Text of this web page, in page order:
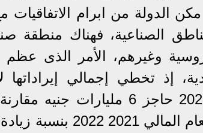
الدولة من ابرام الاتفاقيات
الصناعية، فهناك منطقة
روسية وغيرهم، الأمر الذى
إذ تخطي إجمالي